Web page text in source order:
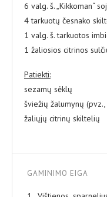
6 valg. š. „Kikkoman“
4 tarkuotų česnako
1 valg. š. tarkuotos
1 žaliosios citrinos
Patiekti:
sezamų sėklų
šviežių žalumynų
žaliųjų citrinų skiltelių
GAMINIMO EIGA